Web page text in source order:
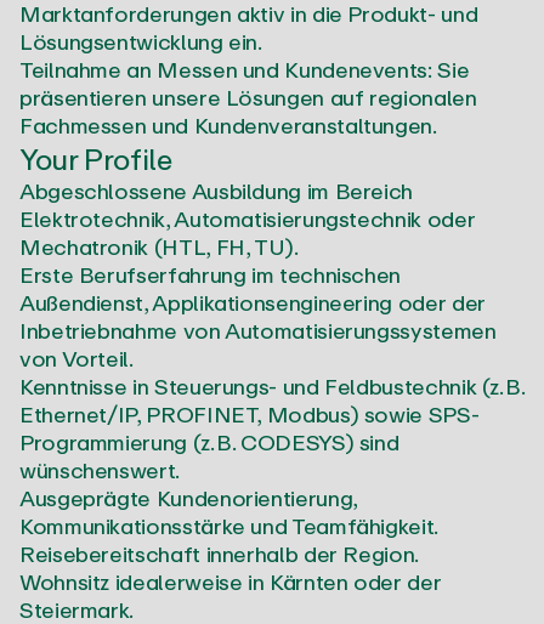
Marktanforderungen aktiv in die Produkt- und
Lösungsentwicklung ein.
Teilnahme an Messen und Kundenevents: Sie
präsentieren unsere Lösungen auf regionalen
Fachmessen und Kundenveranstaltungen.
Your Profile
Abgeschlossene Ausbildung im Bereich
Elektrotechnik, Automatisierungstechnik oder
Mechatronik (HTL, FH, TU).
Erste Berufserfahrung im technischen
Außendienst, Applikationsengineering oder der
Inbetriebnahme von Automatisierungssystemen
von Vorteil.
Kenntnisse in Steuerungs- und Feldbustechnik (z. B.
Ethernet/IP, PROFINET, Modbus) sowie SPS-
Programmierung (z. B. CODESYS) sind
wünschenswert.
Ausgeprägte Kundenorientierung,
Kommunikationsstärke und Teamfähigkeit.
Reisebereitschaft innerhalb der Region.
Wohnsitz idealerweise in Kärnten oder der
Steiermark.